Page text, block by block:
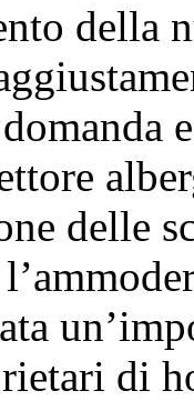
della
delle
di